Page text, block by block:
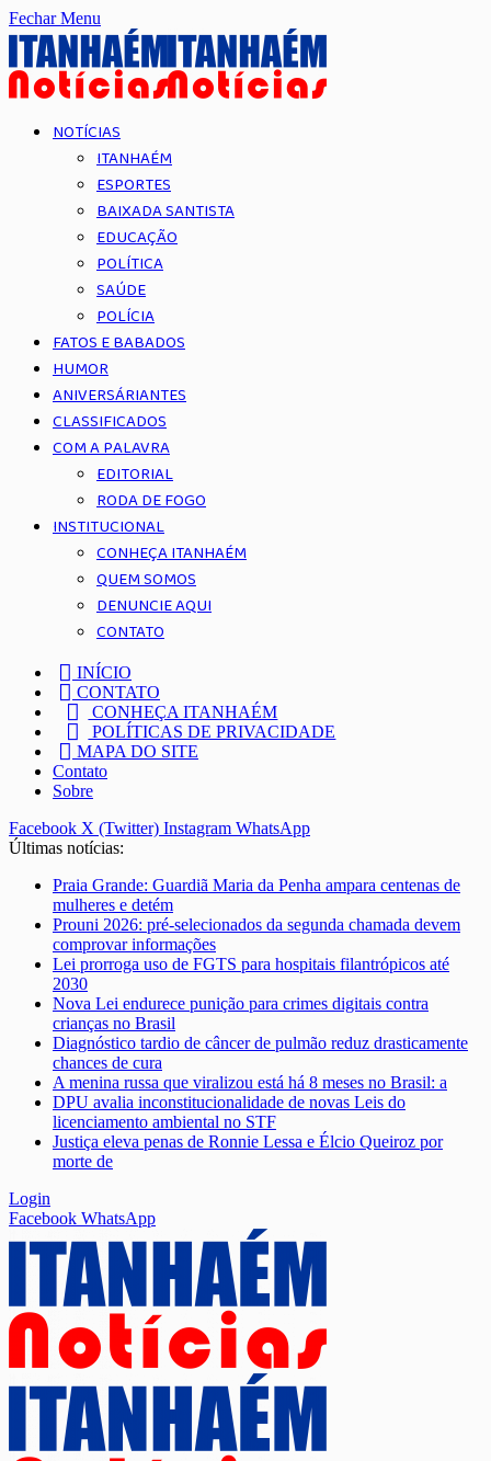
Fechar Menu
NOTÍCIAS
ITANHAÉM
ESPORTES
BAIXADA SANTISTA
EDUCAÇÃO
POLÍTICA
SAÚDE
POLÍCIA
FATOS E BABADOS
HUMOR
ANIVERSÁRIANTES
CLASSIFICADOS
COM A PALAVRA
EDITORIAL
RODA DE FOGO
INSTITUCIONAL
CONHEÇA ITANHAÉM
QUEM SOMOS
DENUNCIE AQUI
CONTATO
INÍCIO
CONTATO
CONHEÇA ITANHAÉM
POLÍTICAS DE PRIVACIDADE
MAPA DO SITE
Contato
Sobre
Facebook X (Twitter) Instagram WhatsApp
Últimas notícias:
Praia Grande: Guardiã Maria da Penha ampara centenas de
mulheres e detém
Prouni 2026: pré-selecionados da segunda chamada devem
comprovar informações
Lei prorroga uso de FGTS para hospitais filantrópicos até
2030
Nova Lei endurece punição para crimes digitais contra
crianças no Brasil
Diagnóstico tardio de câncer de pulmão reduz drasticamente
chances de cura
A menina russa que viralizou está há 8 meses no Brasil: a
DPU avalia inconstitucionalidade de novas Leis do
licenciamento ambiental no STF
Justiça eleva penas de Ronnie Lessa e Élcio Queiroz por
morte de
Login
Facebook WhatsApp